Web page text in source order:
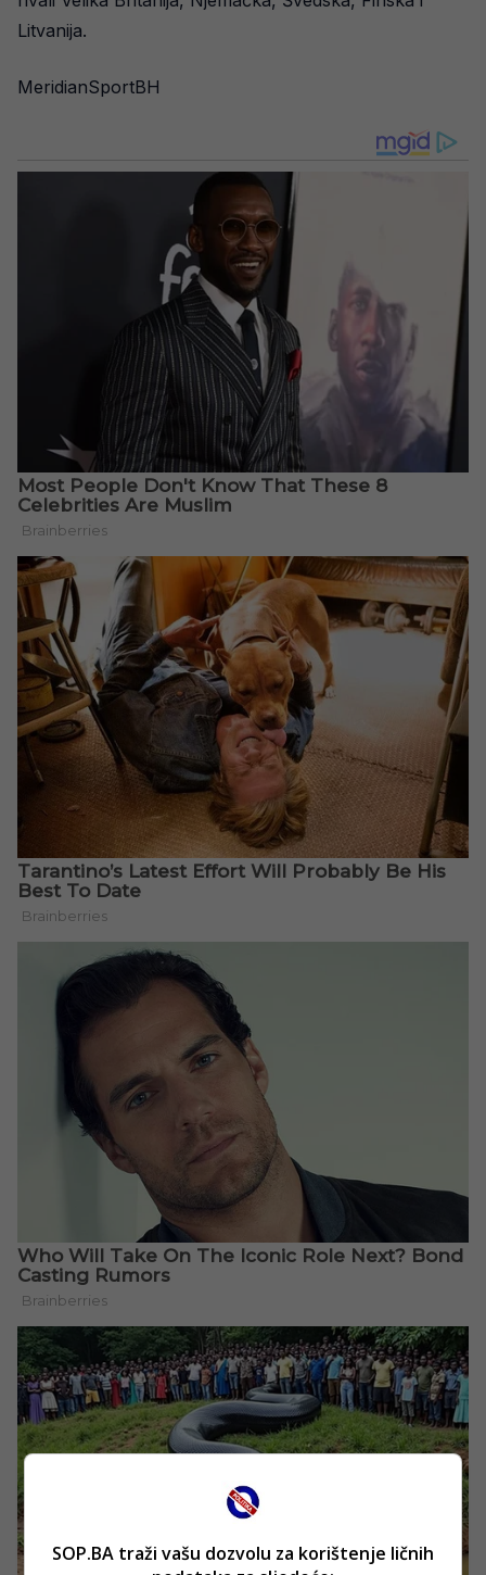
Litvanija.
MeridianSportBH
SOP.BA traži vašu dozvolu za korištenje ličnih